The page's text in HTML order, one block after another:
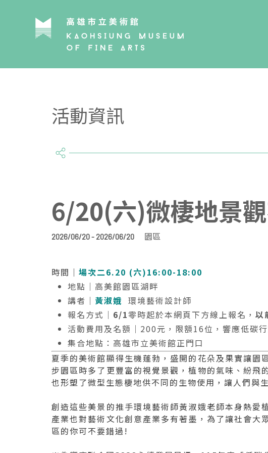
活動資訊
share
6/20(六)微棲地景
2026/06/20 - 2026/06/20 園區
時間｜ 場次二6.20 (六)16:00-18:00
地點｜高美館園區湖畔
講者｜ 黃淑娥 環境藝術設計師
報名方式｜ 6/1零時起於本網頁下方線上報名， 以
活動費用及名額｜200元，限額16位，響應低碳
集合地點：高雄市立美術館正門口
夏季的美術館顯得生機蓬勃，盛開的花朵及果實讓
步園區時多了更豐富的視覺景觀，植物的氣味、紛飛
也形塑了微型生態棲地供不同的生物使用，讓人們與
創造這些美景的推手環境藝術師黃淑娥老師本身熱
產業也對藝術文化創意產業多有著墨，為了讓社會
區的你可不要錯過!